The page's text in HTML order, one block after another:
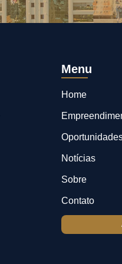
Menu
Home
Notícias
Sobre
Contato